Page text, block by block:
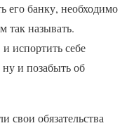
его банку, необходимо
так называть.
испортить себе
и позабыть об
свои обязательства